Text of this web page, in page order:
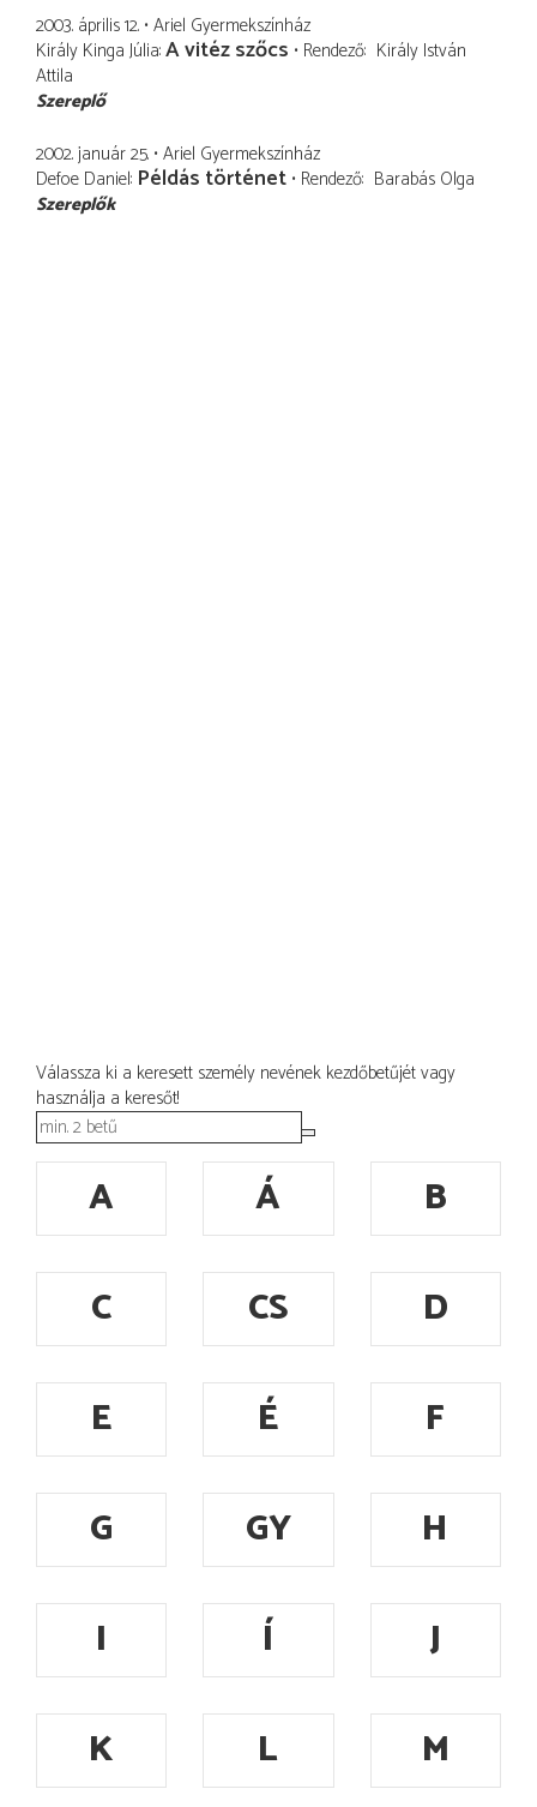
2003. április 12. Ariel Gyermekszínház
Király Kinga Júlia A vitéz szőcs Rendező Király István
Attila
Szereplő
2002. január 25. Ariel Gyermekszínház
Defoe Daniel Példás történet Rendező Barabás Olga
Szereplők
Válassza ki a keresett személy nevének kezdőbetűjét vagy
használja a keresőt!
A Á
B
C
CS
D
E
É
F
G
GY
H
I
Í
J
K
L
M